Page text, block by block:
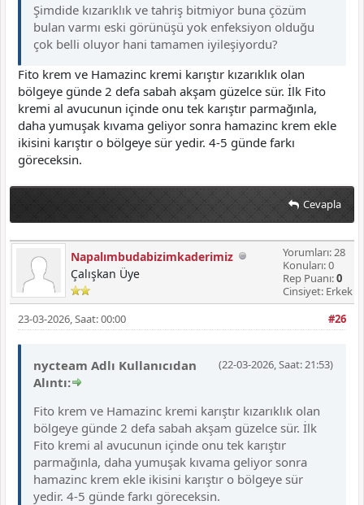
Şimdide kızarıklık ve tahriş bitmiyor buna çözüm
bulan varmı eski görünüşü yok enfeksiyon olduğu
çok belli oluyor hani tamamen iyileşiyordu?
Fito krem ve Hamazinc kremi karıştır kızarıklık olan
bölgeye günde 2 defa sabah akşam güzelce sür. İlk Fito
kremi al avucunun içinde onu tek karıştır parmağınla,
daha yumuşak kıvama geliyor sonra hamazinc krem ekle
ikisini karıştır o bölgeye sür yedir. 4-5 günde farkı
göreceksin.
Cevapla
Napalımbudabizimkaderimiz
Çalışkan Üye
Yorumları: 28
Konuları: 0
Rep Puanı:0
Cinsiyet: Erkek
#26
23-03-2026, Saat: 00:00
(22-03-2026, Saat: 21:53)
nycteam Adlı Kullanıcıdan
Alıntı:
Fito krem ve Hamazinc kremi karıştır kızarıklık olan
bölgeye günde 2 defa sabah akşam güzelce sür. İlk
Fito kremi al avucunun içinde onu tek karıştır
parmağınla, daha yumuşak kıvama geliyor sonra
hamazinc krem ekle ikisini karıştır o bölgeye sür
yedir. 4-5 günde farkı göreceksin.